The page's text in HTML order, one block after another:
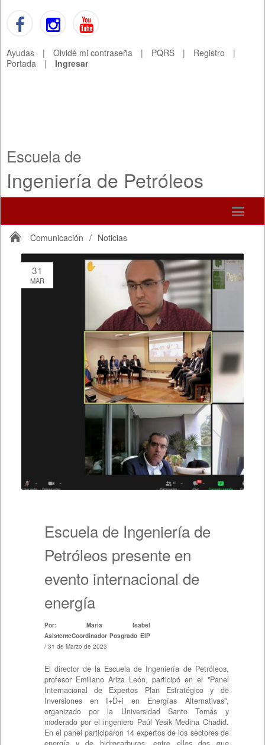
Ayudas | Olvidé mi contraseña | PQRS | Registro
|
Portada
| Ingresar
Escuela de
Ingeniería de Petróleos
Comunicación / Noticias